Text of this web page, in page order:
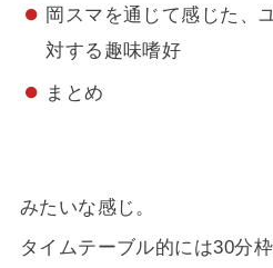
岡スマを通じて感じた、
対する趣味嗜好
まとめ
みたいな感じ。
タイムテーブル的には30分枠